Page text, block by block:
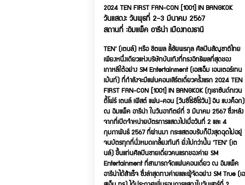
2024 TEN FIRST FAN-CON [1001] IN BANGKOK
วันแสดง: วันพุธที่ 2-3 มีนาคม 2567
สถานที่ :อิมแพ็ค อารีน่า เมืองทองธานี
TEN’ (เตนล์) หรือ ชิตพล ลี้ชัยพรกุล ศิลปินสัญชาติไทย
เพียงหนึ่งเดียวแห่งบริษัทบันเทิงที่ทรงอิทธิพลที่สุดของ
เกาหลีใต้อย่าง SM Entertainment (เอสเอ็ม เอนเตอร์เทน
เม้นท์) ที่กำลังจะมีแฟนคอนเสิร์ตเดี่ยวครั้งแรก 2024 TEN
FIRST FAN-CON [1001] IN BANGKOK (ทูเธาซันด์ทเวน
ตี้โฟร์ เตนล์ เฟิสต์ แฟน-คอน [วันซีโร่ซีโร่วัน] อิน แบงค็อก)
ณ อิมแพ็ค อารีน่า ในวันอาทิตย์ที่ 3 มีนาคม 2567 ซึ่งหลัง
จากที่เปิดจำหน่ายบัตรการแสดงไปเมื่อวันที่ 2 และ 4
กุมภาพันธ์ 2567 ที่ผ่านมา กระแสตอบรับก็ปังสุดฉุดไม่อยู่
จนบัตรทุกที่นั่งหมดเกลี้ยงทันที ยิ่งไปกว่านั้น ‘TEN’ (เต
นล์) ขึ้นแท่นศิลปินชายเดี่ยวคนแรกของค่าย SM
Entertainment ที่สามารถจัดแฟนคอนเดี่ยว ณ อิมแพ็ค
อารีน่าได้สำเร็จ ซึ่งล่าสุดทางค่ายและผู้จัดอย่าง SM True (เอ